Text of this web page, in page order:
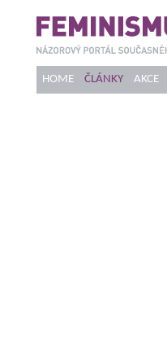
HOME ČLÁNKY AKCE